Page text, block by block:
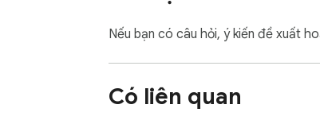
Nếu bạn có câu hỏi, ý kiến đề xuất
Có liên quan